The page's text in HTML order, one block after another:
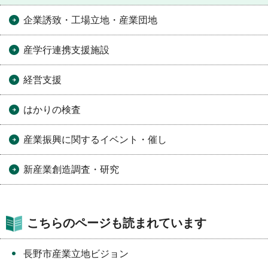
企業誘致・工場立地・産業団地
産学行連携支援施設
経営支援
はかりの検査
産業振興に関するイベント・催し
新産業創造調査・研究
こちらのページも読まれています
長野市産業立地ビジョン